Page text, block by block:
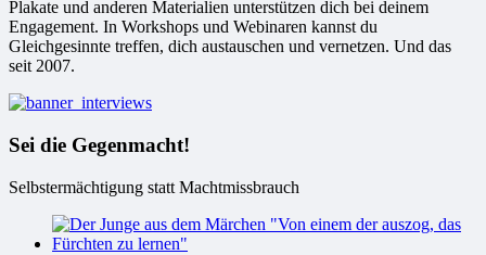
Plakate und anderen Materialien unterstützen dich bei deinem
Engagement. In Workshops und Webinaren kannst du
Gleichgesinnte treffen, dich austauschen und vernetzen. Und das
seit 2007.
Sei die Gegenmacht!
Selbstermächtigung statt Machtmissbrauch